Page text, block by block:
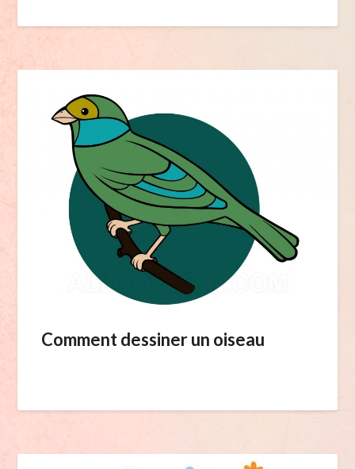
Comment dessiner un oiseau